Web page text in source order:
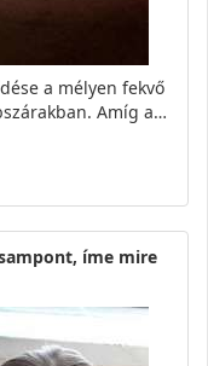
a mélyen fekvő
Amíg a…
íme mire